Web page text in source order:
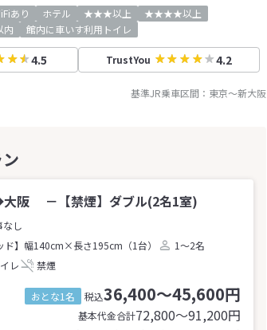
あり ホテル ★★★以上
★★★★以上
内
館内に車いす利用トイレ
4.5 TrustYou 4.2
基準JR乗車区間： 東京～新大阪
大阪 －【禁煙】ダブル(2名1室)
なし
ド】幅140cm×長さ195cm（1台）
1～2名
レ 禁煙
おとな1名 税込36,400～45,600円
基本代金合計72,800〜91,200円